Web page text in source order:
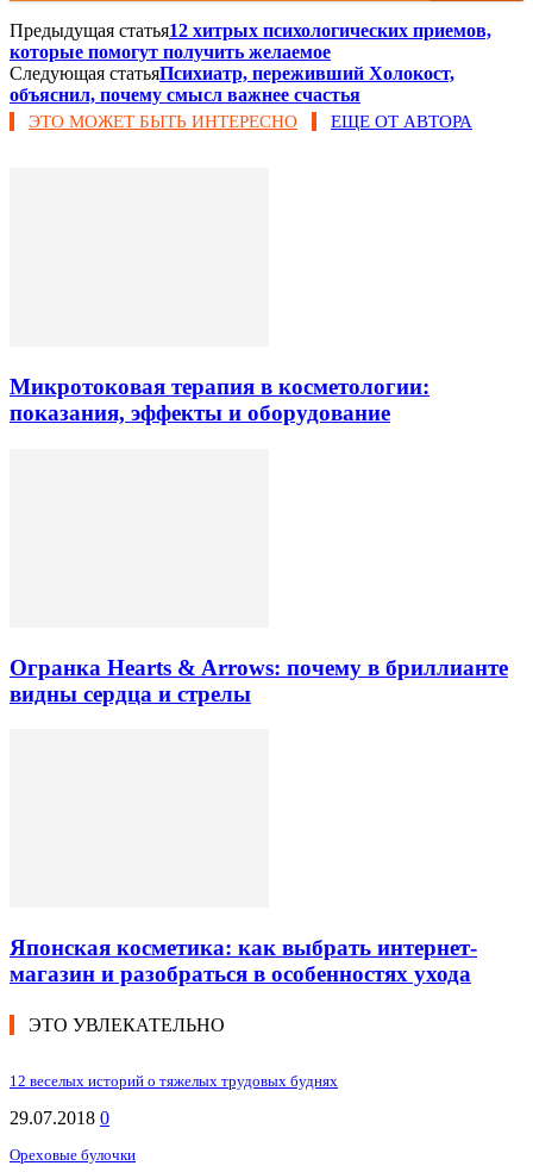
Предыдущая статья12 хитрых психологических приемов,
которые помогут получить желаемое
Следующая статьяПсихиатр, переживший Холокост,
объяснил, почему смысл важнее счастья
ЭТО МОЖЕТ БЫТЬ ИНТЕРЕСНО ЕЩЕ ОТ АВТОРА
Микротоковая терапия в косметологии:
показания, эффекты и оборудование
Огранка Hearts & Arrows: почему в бриллианте
видны сердца и стрелы
Японская косметика: как выбрать интернет-
магазин и разобраться в особенностях ухода
ЭТО УВЛЕКАТЕЛЬНО
12 веселых историй о тяжелых трудовых буднях
29.07.2018 0
Ореховые булочки